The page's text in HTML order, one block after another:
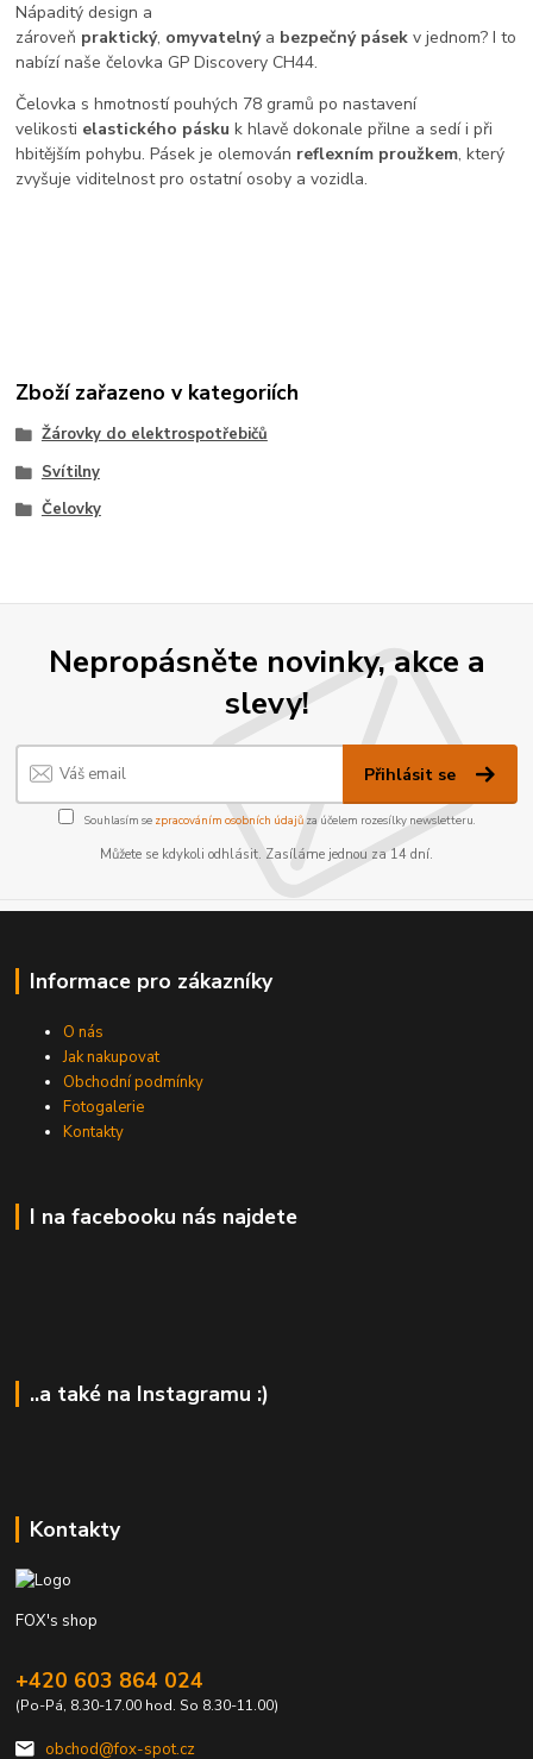
Nápaditý design a
zároveň praktický, omyvatelnýa bezpečný pásek v jednom? I to
nabízí naše čelovka GP Discovery CH44.
Čelovka s hmotností pouhých 78 gramů po nastavení
velikosti elastického pásku k hlavě dokonale přilne a sedí i při
hbitějším pohybu. Pásek je olemován reflexním proužkem, který
zvyšuje viditelnost pro ostatní osoby a vozidla.
Zboží zařazeno v kategoriích
Žárovky do elektrospotřebičů
Svítilny
Čelovky
Nepropásněte novinky, akce a
slevy!
Přihlásit se
Souhlasím se zpracováním osobních údajůza účelem rozesílky newsletteru.
Můžete se kdykoli odhlásit. Zasíláme jednou za 14 dní.
Informace pro zákazníky
O nás
Jak nakupovat
Obchodní podmínky
Fotogalerie
Kontakty
I na facebooku nás najdete
..a také na Instagramu :)
Kontakty
FOX's shop
+420 603 864 024
(Po-Pá, 8.30-17.00 hod. So 8.30-11.00)
obchod@fox-spot.cz